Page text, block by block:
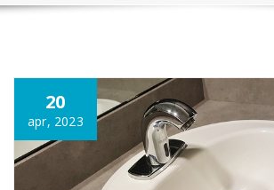
20
apr, 2023
Annonce